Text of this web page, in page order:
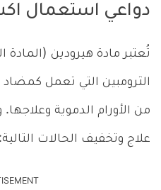
دواعي استعمال
تُعتبر مادة هيرودين
الثرومبين التي تعمل كمضاد
من الأورام الدموية
علاج وتخفيف الحالات التالية: